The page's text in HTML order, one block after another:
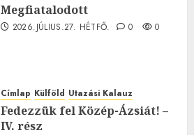
Megfiatalodott
2026.JÚLIUS.27. HÉTFŐ. 0 0
Címlap Külföld Utazási Kalauz
Fedezzük fel Közép-Ázsiát! –
IV. rész